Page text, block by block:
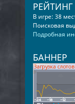
РЕЙТИНГ
В игре: 38
Поисковая
Подробная
БАННЕР